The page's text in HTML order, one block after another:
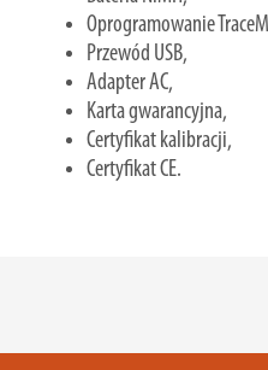
Oprogramowanie
Przewód USB,
Adapter AC,
Karta gwarancyjna,
Certyfikat kalibracji,
Certyfikat CE.